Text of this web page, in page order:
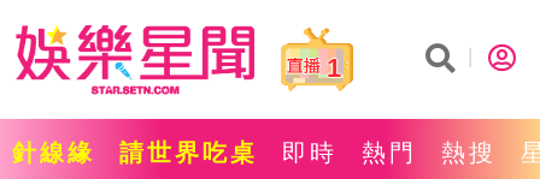
1
針線緣 請世界吃桌 即時 熱門 熱搜